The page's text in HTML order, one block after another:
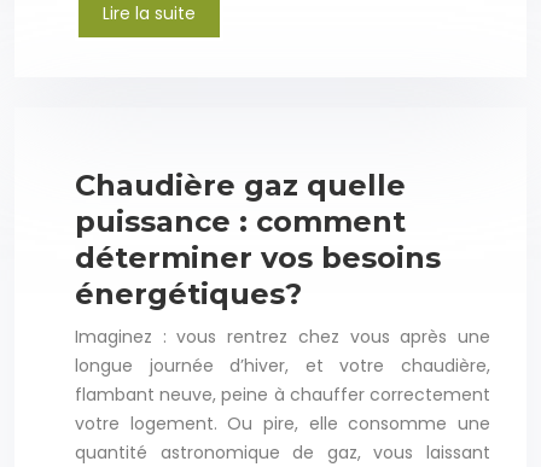
Lire la suite
Chaudière gaz quelle
puissance : comment
déterminer vos besoins
énergétiques?
Imaginez : vous rentrez chez vous après une
longue journée d’hiver, et votre chaudière,
flambant neuve, peine à chauffer correctement
votre logement. Ou pire, elle consomme une
quantité astronomique de gaz, vous laissant